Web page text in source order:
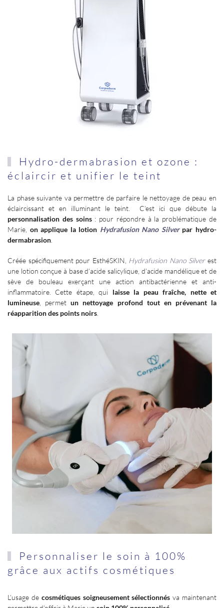
Hydro-dermabrasion et ozone :
éclaircir et unifier le teint
La phase suivante va permettre de parfaire le nettoyage de peau en
éclaircissant et en illuminant le teint. C’est ici que débute la
personnalisation des soins : pour répondre à la problématique de
Marie, on applique la lotion Hydrafusion Nano Silverpar hydro-
dermabrasion
Créée spécifiquement pour EsthéSKIN, Hydrafusion Nano Silverest
une lotion conçue à base d’acide salicylique, d’acide mandélique et de
sève de bouleau exerçant une action antibactérienne et anti-
inflammatoire. Cette étape, qui laisse la peau fraîche, nette et
lumineuse , permetun nettoyage profond tout en prévenant la
réapparition des points noirs
Personnaliser le soin à 100%
grâce aux actifs cosmétiques
L’usage de cosmétiques soigneusement sélectionnés va maintenant